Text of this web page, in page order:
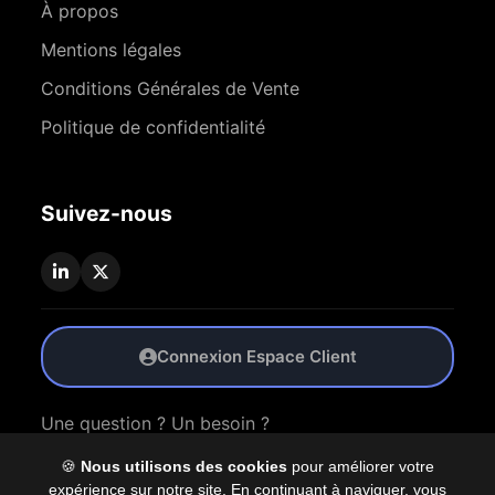
🍪 Nous utilisons des cookies pour améliorer votre
expérience sur notre site. En continuant à naviguer, vous
À propos
Mentions légales
Conditions Générales de Vente
Politique de confidentialité
Suivez-nous
Connexion Espace Client
Une question ? Un besoin ?
Nous Contacter